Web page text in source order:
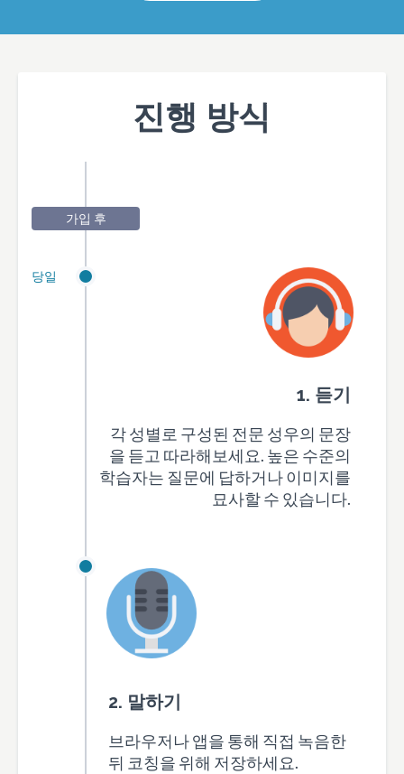
진행 방식
가입 후
당일
1. 듣기
각 성별로 구성된 전문 성우의 문장
을 듣고 따라해보세요. 높은 수준의
학습자는 질문에 답하거나 이미지를
묘사할 수 있습니다.
2. 말하기
브라우저나 앱을 통해 직접 녹음한
뒤 코칭을 위해 저장하세요.